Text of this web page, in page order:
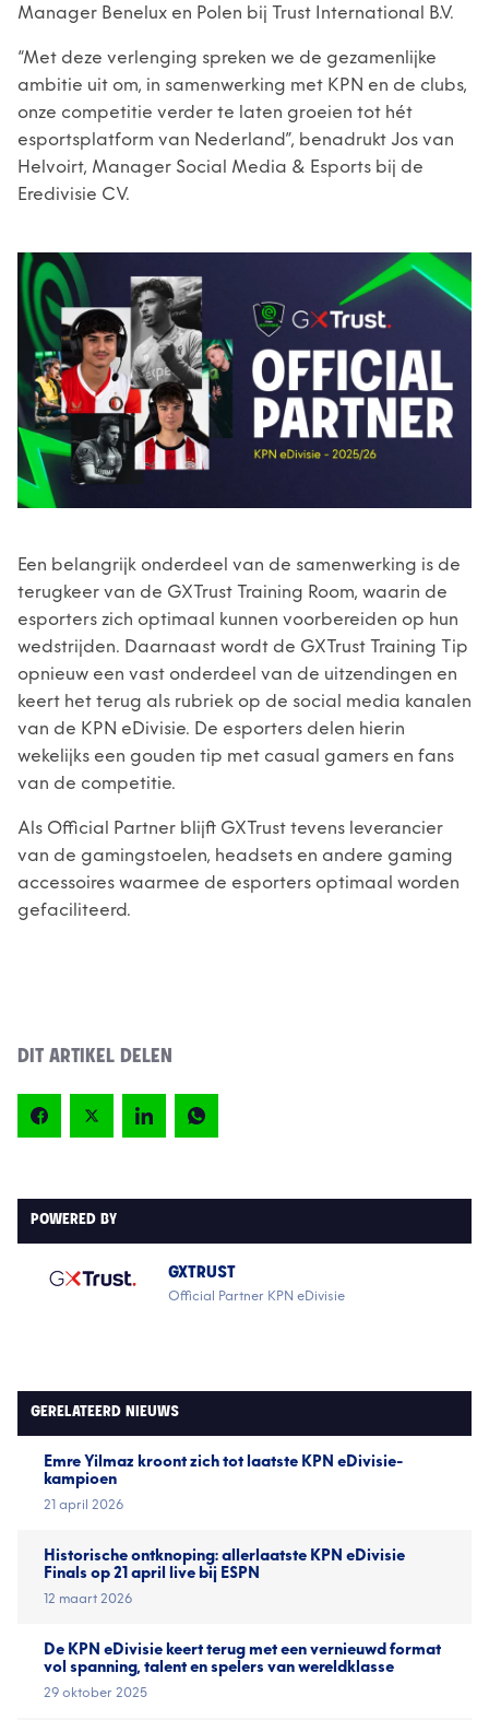
Manager Benelux en Polen bij Trust International B.V.
“Met deze verlenging spreken we de gezamenlijke
ambitie uit om, in samenwerking met KPN en de clubs,
onze competitie verder te laten groeien tot hét
esportsplatform van Nederland”, benadrukt Jos van
Helvoirt, Manager Social Media & Esports bij de
Eredivisie CV.
Een belangrijk onderdeel van de samenwerking is de
terugkeer van de GXTrust Training Room, waarin de
esporters zich optimaal kunnen voorbereiden op hun
wedstrijden. Daarnaast wordt de GXTrust Training Tip
opnieuw een vast onderdeel van de uitzendingen en
keert het terug als rubriek op de social media kanalen
van de KPN eDivisie. De esporters delen hierin
wekelijks een gouden tip met casual gamers en fans
van de competitie.
Als Official Partner blijft GXTrust tevens leverancier
van de gamingstoelen, headsets en andere gaming
accessoires waarmee de esporters optimaal worden
gefaciliteerd.
DIT ARTIKEL DELEN
POWERED BY
GXTRUST
Official Partner KPN eDivisie
GERELATEERD NIEUWS
Emre Yilmaz kroont zich tot laatste KPN eDivisie-
kampioen
21 april 2026
Historische ontknoping: allerlaatste KPN eDivisie
Finals op 21 april live bij ESPN
12 maart 2026
De KPN eDivisie keert terug met een vernieuwd format
vol spanning, talent en spelers van wereldklasse
29 oktober 2025